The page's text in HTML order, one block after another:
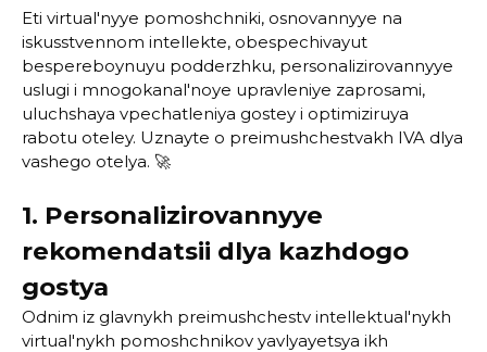
Eti virtual'nyye pomoshchniki, osnovannyye na
iskusstvennom intellekte, obespechivayut
bespereboynuyu podderzhku, personalizirovannyye
uslugi i mnogokanal'noye upravleniye zaprosami,
uluchshaya vpechatleniya gostey i optimiziruya
rabotu oteley. Uznayte o preimushchestvakh IVA dlya
vashego otelya. 🚀
1. Personalizirovannyye
rekomendatsii dlya kazhdogo
gostya
Odnim iz glavnykh preimushchestv intellektual'nykh
virtual'nykh pomoshchnikov yavlyayetsya ikh